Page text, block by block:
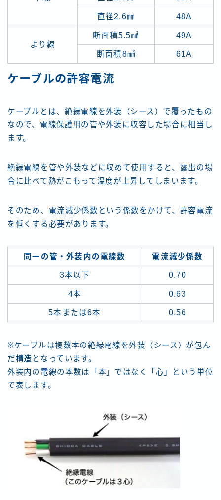
直径2.6㎜ 48A
より線
断面積5.5㎟ 49A
断面積8㎟ 61A
ケーブルの許容電流
ケーブルとは、絶縁電線を外装（シース）で覆ったもの
なので、電線保護用の管や外装に収容した場合に相当し
ます。
絶縁電線を管や外装などに収めて使用すると、露出の場
合に比べて熱がこもって温度が上昇してしまいます。
そのため、電流減少係数という係数をかけて、許容電流
を低くする必要があります。
同一の管・外装内の電線数 電流減少係数
3本以下 0.70
4本 0.63
5本または6本 0.56
※ケーブルは複数本の絶縁電線を外装（シース）が包ん
だ構造となっています。
外装内の電線の本数は「本」ではなく「心」という単位
で表します。